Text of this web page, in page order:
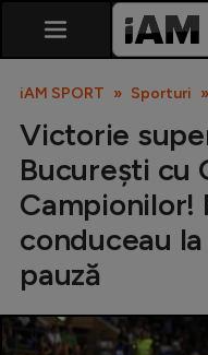
Liga 2
iAM SPORT Sporturi
Victorie
Bucureşti cu
Campionilor!
conduceau
pauză